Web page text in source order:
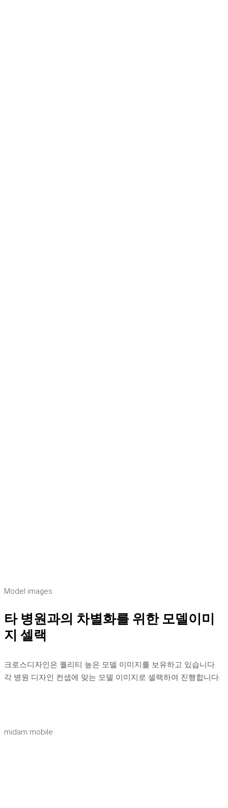
Model images
타 병원과의 차별화를 위한 모델이미
지 셀랙
크로스디자인은 퀄리티 높은 모델 이미지를 보유하고 있습니다.
각 병원 디자인 컨셉에 맞는 모델 이미지로 셀랙하여 진행합니다.
midam mobile